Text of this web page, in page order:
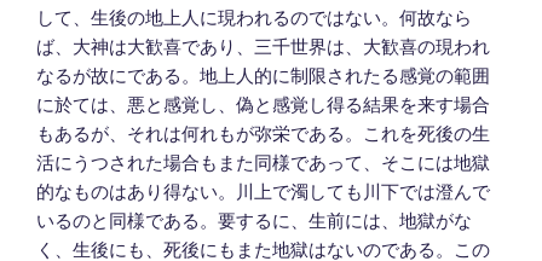
して、生後の地上人に現われるのではない。何故なら
ば、大神は大歓喜であり、三千世界は、大歓喜の現われ
なるが故にである。地上人的に制限されたる感覚の範囲
に於ては、悪と感覚し、偽と感覚し得る結果を来す場合
もあるが、それは何れもが弥栄である。これを死後の生
活にうつされた場合もまた同様であって、そこには地獄
的なものはあり得ない。川上で濁しても川下では澄んで
いるのと同様である。要するに、生前には、地獄がな
く、生後にも、死後にもまた地獄はないのである。この